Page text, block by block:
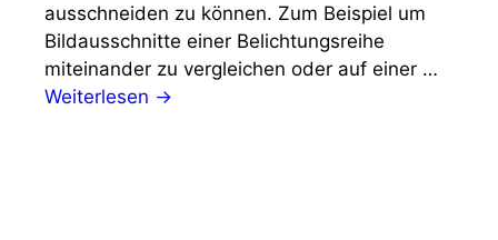
ausschneiden zu können. Zum Beispiel um
Bildausschnitte einer Belichtungsreihe
miteinander zu vergleichen oder auf einer …
Weiterlesen →